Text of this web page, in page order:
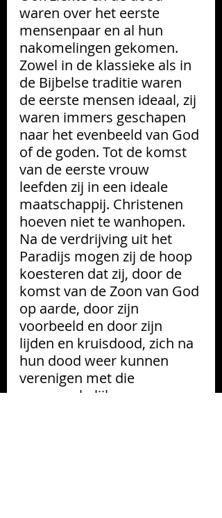
waren over het eerste
mensenpaar en al hun
nakomelingen gekomen.
Zowel in de klassieke als in
de Bijbelse traditie waren
de eerste mensen ideaal, zij
waren immers geschapen
naar het evenbeeld van God
of de goden. Tot de komst
van de eerste vrouw
leefden zij in een ideale
maatschappij. Christenen
hoeven niet te wanhopen.
Na de verdrijving uit het
Paradijs mogen zij de hoop
koesteren dat zij, door de
komst van de Zoon van God
op aarde, door zijn
voorbeeld en door zijn
lijden en kruisdood, zich na
hun dood weer kunnen
verenigen met die
oorspronkelijke